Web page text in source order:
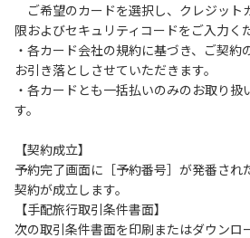
【注意事項】
当キャンプ場のそばを流れる歴舟川
時間で増水し、川原で遊んでいると大
すく、過去にも増水により人が流され
（１）川原にテントやタープを張らな
（２）雨が降ったときは川原で遊ばな
（３）カムイコタン公園キャンプ場で
流で雨が降り急に増水することがある
し、濁り始めたときには直ちに川原
ご希望のカードを選択し、クレジット
限およびセキュリティコードをご入力く
・各カード会社の規約に基づき、ご契約
お引き落としさせていただきます。
・各カードとも一括払いのみのお取り扱
す。
【契約成立】
予約完了画面に［予約番号］が発番され
契約が成立します。
【手配旅行取引条件書面】
次の取引条件書面を印刷またはダウンロ